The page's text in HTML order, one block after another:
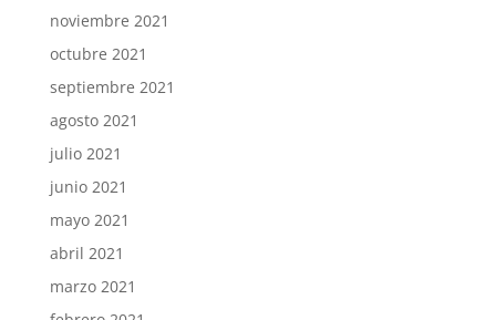
noviembre 2021
octubre 2021
septiembre 2021
agosto 2021
julio 2021
junio 2021
mayo 2021
abril 2021
marzo 2021